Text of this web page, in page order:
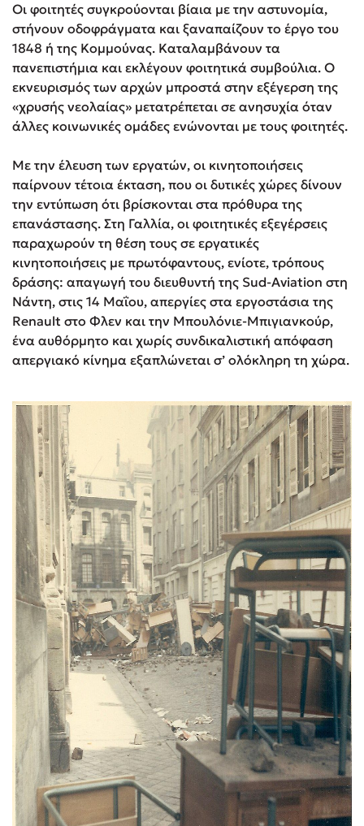
Οι φοιτητές συγκρούονται βίαια με την αστυνομία,
στήνουν οδοφράγματα και ξαναπαίζουν το έργο του
1848 ή της Κομμούνας. Καταλαμβάνουν τα
πανεπιστήμια και εκλέγουν φοιτητικά συμβούλια. Ο
εκνευρισμός των αρχών μπροστά στην εξέγερση της
«χρυσής νεολαίας» μετατρέπεται σε ανησυχία όταν
άλλες κοινωνικές ομάδες ενώνονται με τους φοιτητές.
Με την έλευση των εργατών, οι κινητοποιήσεις
παίρνουν τέτοια έκταση, που οι δυτικές χώρες δίνουν
την εντύπωση ότι βρίσκονται στα πρόθυρα της
επανάστασης. Στη Γαλλία, οι φοιτητικές εξεγέρσεις
παραχωρούν τη θέση τους σε εργατικές
κινητοποιήσεις με πρωτόφαντους, ενίοτε, τρόπους
δράσης: απαγωγή του διευθυντή της Sud-Aviation στη
Νάντη, στις 14 Μαΐου, απεργίες στα εργοστάσια της
Renault στο Φλεν και την Μπουλόνιε-Μπιγιανκούρ,
ένα αυθόρμητο και χωρίς συνδικαλιστική απόφαση
απεργιακό κίνημα εξαπλώνεται σ’ ολόκληρη τη χώρα.